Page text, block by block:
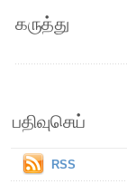
கருத்து
பதிவுசெய்
RSS